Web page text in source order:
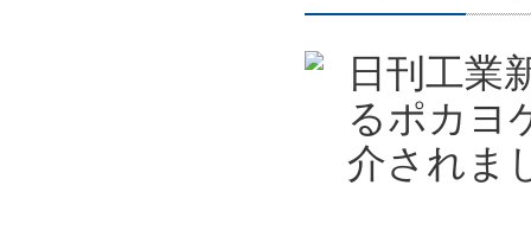
日刊工業
るポカヨ
介されま